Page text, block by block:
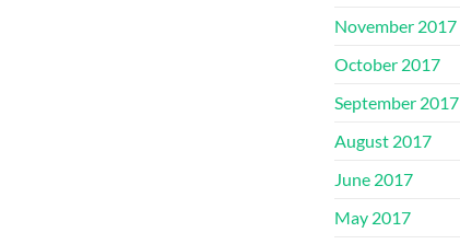
November 2017
October 2017
September 2017
August 2017
June 2017
May 2017